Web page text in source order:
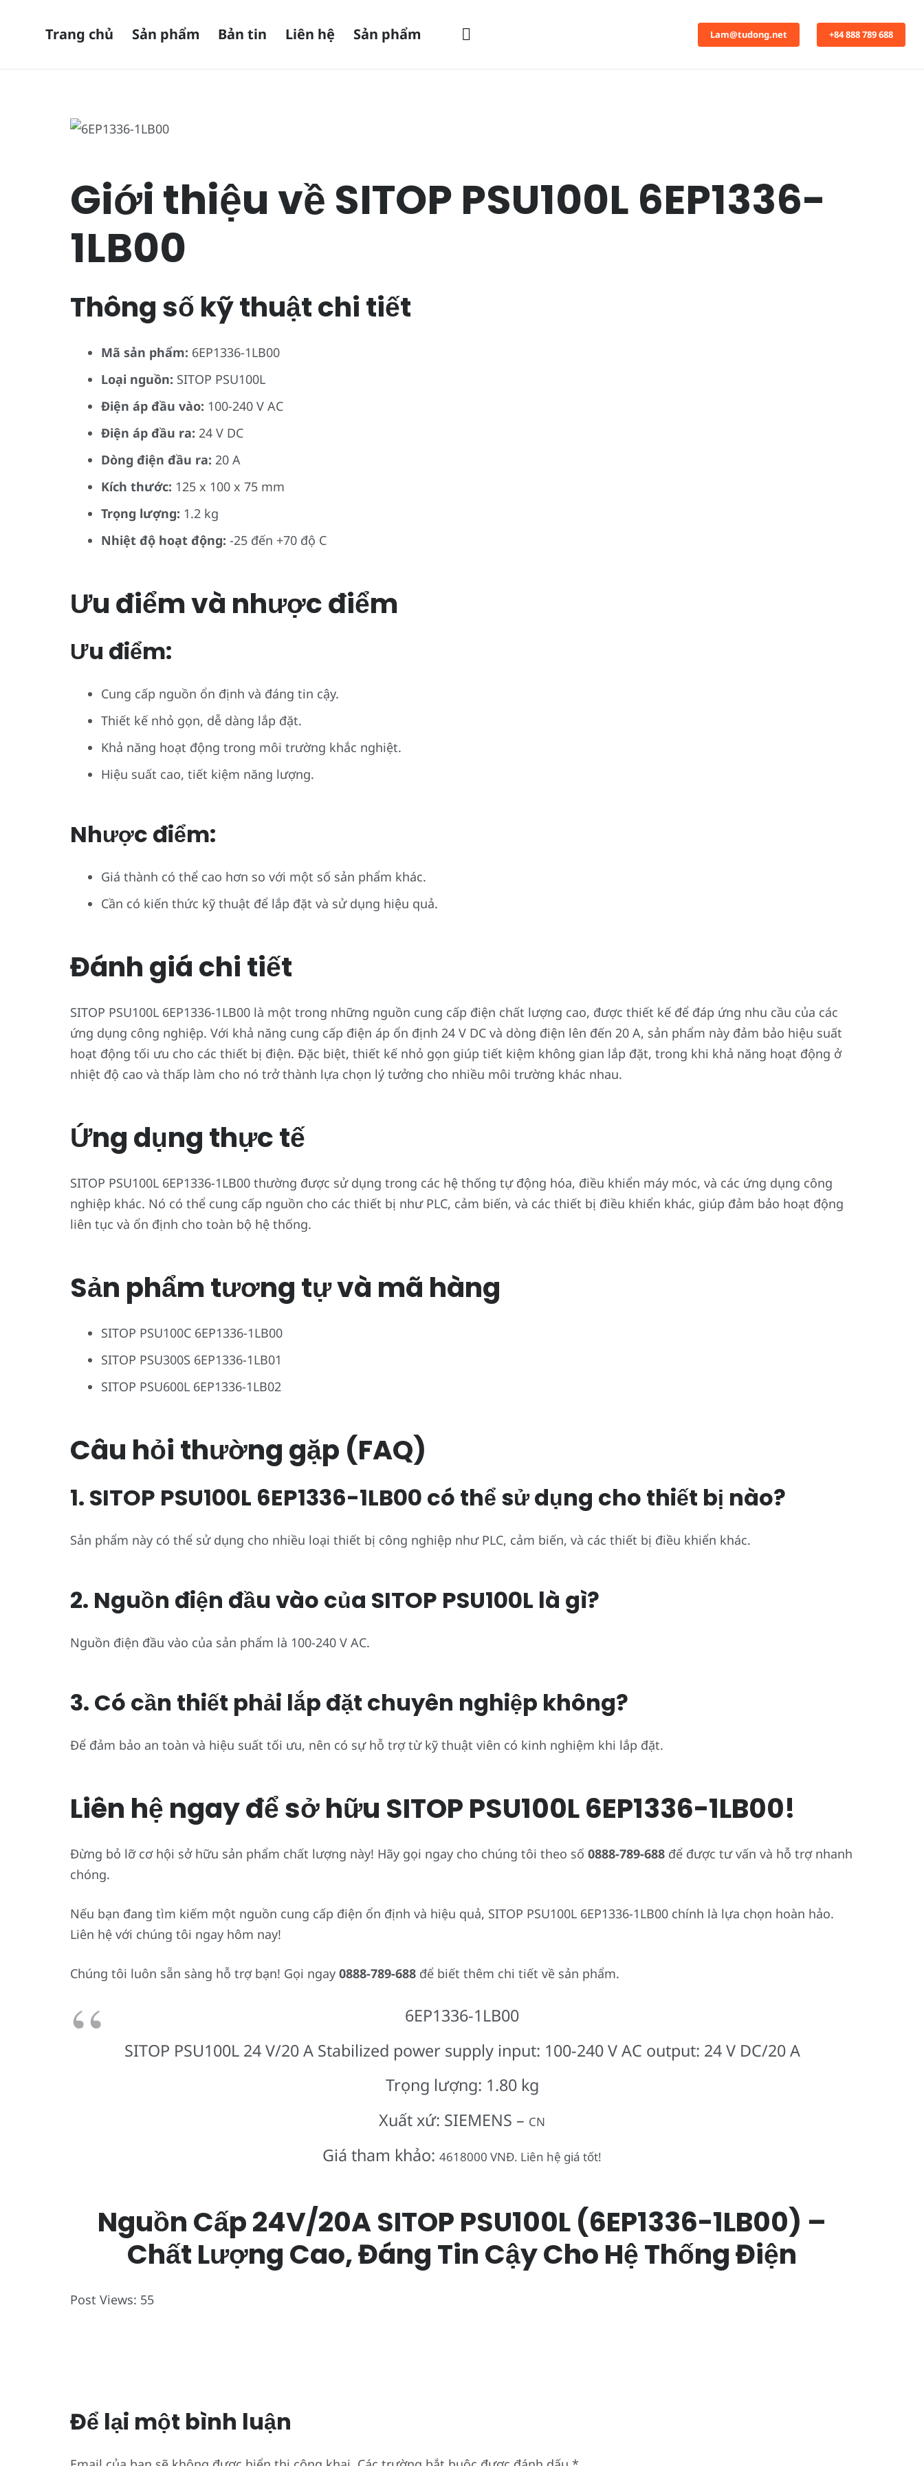
Trang chủ Sản phẩm Bản tin Liên hệ Sản phẩm Lam@tudong.net +84 888 789 688
Giới thiệu về SITOP PSU100L 6EP1336-
1LB00
Thông số kỹ thuật chi tiết
Mã sản phẩm: 6EP1336-1LB00
Loại nguồn: SITOP PSU100L
Điện áp đầu vào: 100-240 V AC
Điện áp đầu ra: 24 V DC
Dòng điện đầu ra: 20 A
Kích thước: 125 x 100 x 75 mm
Trọng lượng: 1.2 kg
Nhiệt độ hoạt động: -25 đến +70 độ C
Ưu điểm và nhược điểm
Ưu điểm:
Cung cấp nguồn ổn định và đáng tin cậy.
Thiết kế nhỏ gọn, dễ dàng lắp đặt.
Khả năng hoạt động trong môi trường khắc nghiệt.
Hiệu suất cao, tiết kiệm năng lượng.
Nhược điểm:
Giá thành có thể cao hơn so với một số sản phẩm khác.
Cần có kiến thức kỹ thuật để lắp đặt và sử dụng hiệu quả.
Đánh giá chi tiết
SITOP PSU100L 6EP1336-1LB00 là một trong những nguồn cung cấp điện chất lượng cao, được thiết kế để đáp ứng nhu cầu của các
ứng dụng công nghiệp. Với khả năng cung cấp điện áp ổn định 24 V DC và dòng điện lên đến 20 A, sản phẩm này đảm bảo hiệu suất
hoạt động tối ưu cho các thiết bị điện. Đặc biệt, thiết kế nhỏ gọn giúp tiết kiệm không gian lắp đặt, trong khi khả năng hoạt động ở
nhiệt độ cao và thấp làm cho nó trở thành lựa chọn lý tưởng cho nhiều môi trường khác nhau.
Ứng dụng thực tế
SITOP PSU100L 6EP1336-1LB00 thường được sử dụng trong các hệ thống tự động hóa, điều khiển máy móc, và các ứng dụng công
nghiệp khác. Nó có thể cung cấp nguồn cho các thiết bị như PLC, cảm biến, và các thiết bị điều khiển khác, giúp đảm bảo hoạt động
liên tục và ổn định cho toàn bộ hệ thống.
Sản phẩm tương tự và mã hàng
SITOP PSU100C 6EP1336-1LB00
SITOP PSU300S 6EP1336-1LB01
SITOP PSU600L 6EP1336-1LB02
Câu hỏi thường gặp (FAQ)
1. SITOP PSU100L 6EP1336-1LB00 có thể sử dụng cho thiết bị nào?
Sản phẩm này có thể sử dụng cho nhiều loại thiết bị công nghiệp như PLC, cảm biến, và các thiết bị điều khiển khác.
2. Nguồn điện đầu vào của SITOP PSU100L là gì?
Nguồn điện đầu vào của sản phẩm là 100-240 V AC.
3. Có cần thiết phải lắp đặt chuyên nghiệp không?
Để đảm bảo an toàn và hiệu suất tối ưu, nên có sự hỗ trợ từ kỹ thuật viên có kinh nghiệm khi lắp đặt.
Liên hệ ngay để sở hữu SITOP PSU100L 6EP1336-1LB00!
Đừng bỏ lỡ cơ hội sở hữu sản phẩm chất lượng này! Hãy gọi ngay cho chúng tôi theo số 0888-789-688 để được tư vấn và hỗ trợ nhanh
chóng.
Nếu bạn đang tìm kiếm một nguồn cung cấp điện ổn định và hiệu quả, SITOP PSU100L 6EP1336-1LB00 chính là lựa chọn hoàn hảo.
Liên hệ với chúng tôi ngay hôm nay!
Chúng tôi luôn sẵn sàng hỗ trợ bạn! Gọi ngay 0888-789-688 để biết thêm chi tiết về sản phẩm.
6EP1336-1LB00
SITOP PSU100L 24 V/20 A Stabilized power supply input: 100-240 V AC output: 24 V DC/20 A
Trọng lượng: 1.80 kg
Xuất xứ: SIEMENS – CN
Giá tham khảo: 4618000 VNĐ. Liên hệ giá tốt!
Nguồn Cấp 24V/20A SITOP PSU100L (6EP1336-1LB00) –
Chất Lượng Cao, Đáng Tin Cậy Cho Hệ Thống Điện
Post Views: 55
Để lại một bình luận